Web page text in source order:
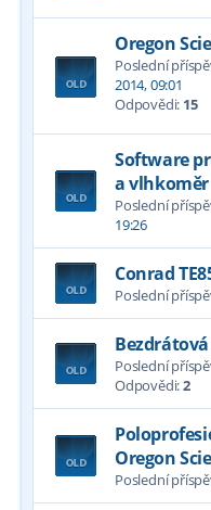
Oregon
Poslední
2014, 09:01
Odpovědi: 15
Software
a vlhkoměr
Poslední
19:26
Conrad
Poslední
Poslední
Odpovědi:2
Oregon
Poslední